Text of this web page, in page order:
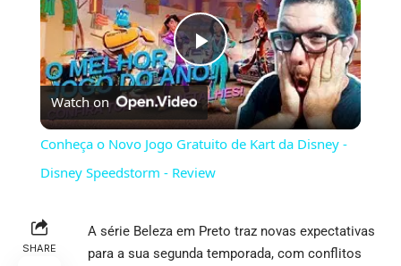
Play
Video
Watch on
Conheça o Novo Jogo Gratuito de Kart da Disney -
Disney Speedstorm - Review
SHARE
A série Beleza em Preto traz novas expectativas
para a sua segunda temporada, com conflitos